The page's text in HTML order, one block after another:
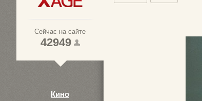
Сейчас на сайте
42949
Кино